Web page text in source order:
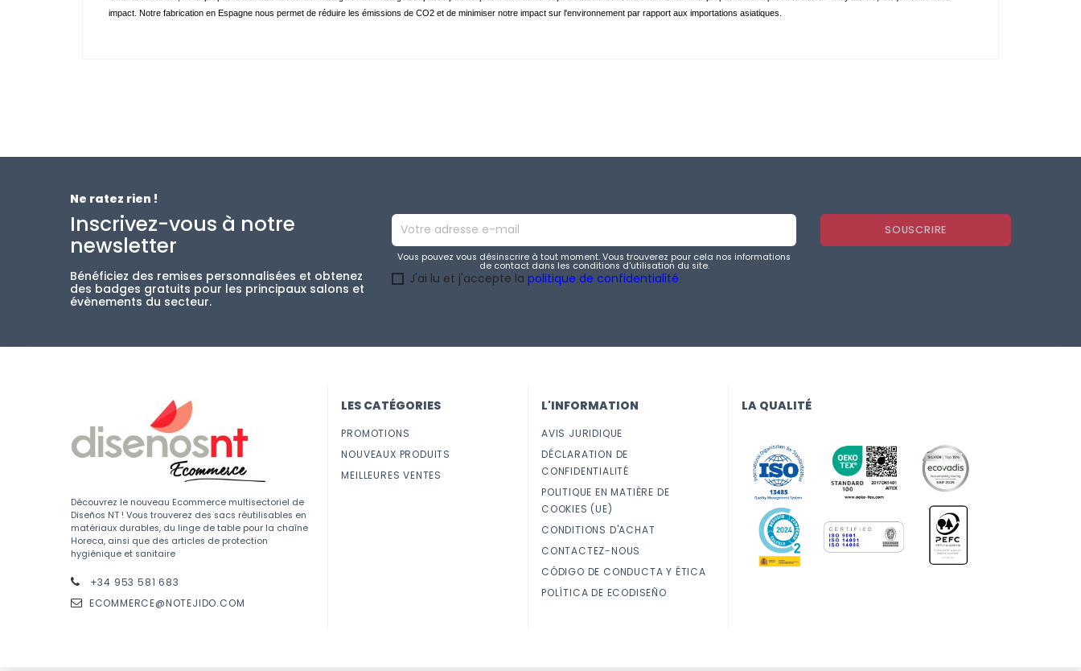
impact. Notre fabrication en Espagne nous permet de réduire les émissions de CO2 et de minimiser notre impact sur l'environnement par rapport aux importations asiatiques.
Ne ratez rien !
Inscrivez-vous à notre
newsletter
Bénéficiez des remises personnalisées et obtenez
des badges gratuits pour les principaux salons et
évènements du secteur.
Vous pouvez vous désinscrire à tout moment. Vous trouverez pour cela nos informations
de contact dans les conditions d'utilisation du site.
J'ai lu et j'accepte la politique de confidentialité
Découvrez le nouveau Ecommerce multisectoriel de
Diseños NT ! Vous trouverez des sacs réutilisables en
matériaux durables, du linge de table pour la chaîne
Horeca, ainsi que des articles de protection
hygiénique et sanitaire
+34 953 581 683
ECOMMERCE@NOTEJIDO.COM
LES CATÉGORIES
PROMOTIONS
NOUVEAUX PRODUITS
MEILLEURES VENTES
L'INFORMATION
AVIS JURIDIQUE
DÉCLARATION DE
CONFIDENTIALITÉ
POLITIQUE EN MATIÈRE DE
COOKIES (UE)
CONDITIONS D'ACHAT
CONTACTEZ-NOUS
CÓDIGO DE CONDUCTA Y ÉTICA
POLÍTICA DE ECODISEÑO
LA QUALITÉ